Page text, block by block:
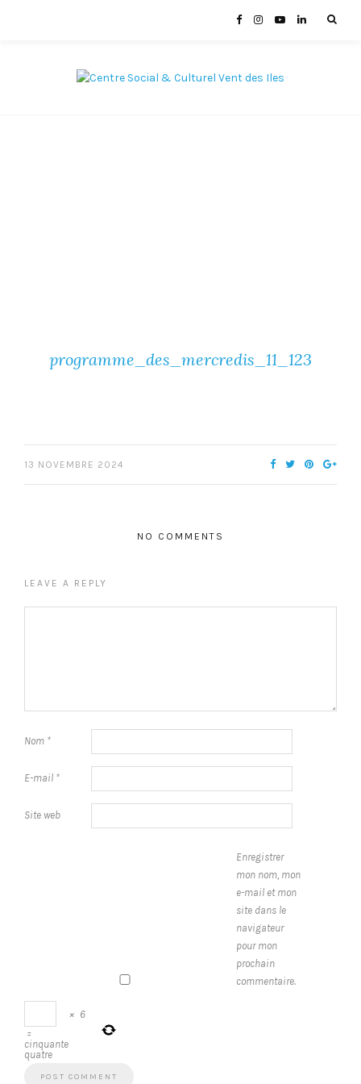
programme_des_mercredis_11_123
13 NOVEMBRE 2024
NO COMMENTS
LEAVE A REPLY
Nom *
E-mail *
Site web
Enregistrer
mon nom, mon
e-mail et mon
site dans le
navigateur
pour mon
prochain
commentaire.
× 6
=
cinquante
quatre